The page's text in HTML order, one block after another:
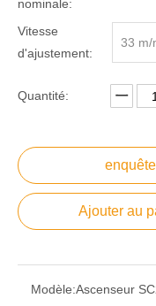
nominale:
Vitesse
d'ajustement:
33 m/
Quantité:
enquête
Ajouter au
Modèle:Ascenseur